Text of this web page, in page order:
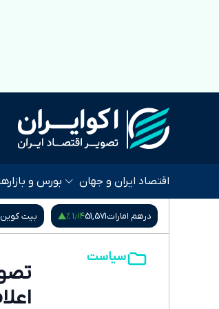
اقتصاد ایران و جهان بورس و
بیت کوین64,528‎−۰٫۶۰ % شاخص
سیاست